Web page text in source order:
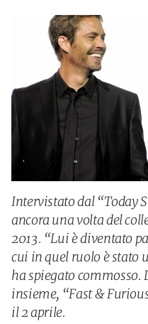
Intervistato dal “Today
ancora una volta del
2013. “Lui è diventato
cui in quel ruolo è stato
ha spiegato
insieme, “Fast &
il 2 aprile.